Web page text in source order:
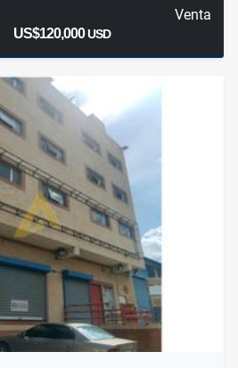
Venta
US$120,000USD